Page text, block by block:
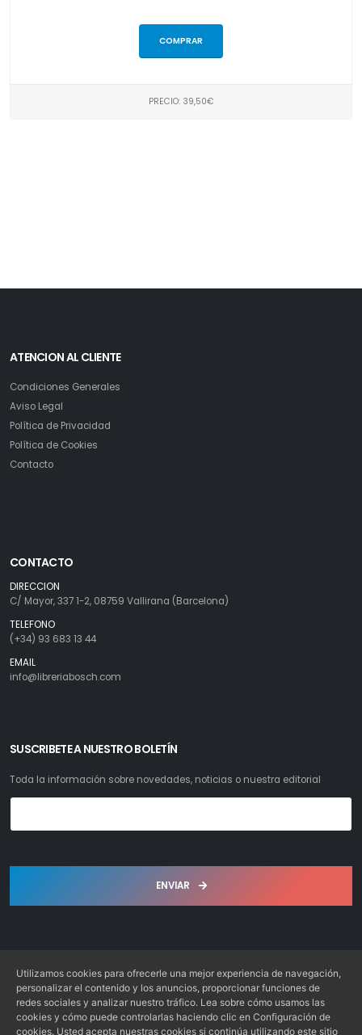
COMPRAR
PRECIO: 39,50€
ATENCION AL CLIENTE
Condiciones Generales
Aviso Legal
Política de Privacidad
Política de Cookies
Contacto
CONTACTO
DIRECCION
C/ Mayor, 337 1-2, 08759 Vallirana (Barcelona)
TELEFONO
(+34) 93 683 13 44
EMAIL
info@libreriabosch.com
SUSCRIBETE A NUESTRO BOLETÍN
Toda la información sobre novedades, noticias o nuestra editorial
ENVIAR
Librería Bosch S.L. © 2022. Todos los derechos reservados
Desarrollo: Web4x4.es
Utilizamos cookies para ofrecerle una mejor experiencia de navegación,
personalizar el contenido y los anuncios, proporcionar funciones de
redes sociales y analizar nuestro tráfico. Lea sobre cómo usamos las
cookies y cómo puede controlarlas haciendo clic en Configuración de
cookies. Usted acepta nuestras cookies si continúa utilizando este sitio